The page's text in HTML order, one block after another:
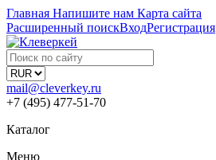
Главная Напишите нам Карта сайта
Расширенный поискВходРегистрация
mail@cleverkey.ru
+7 (495) 477-51-70
Каталог
Меню